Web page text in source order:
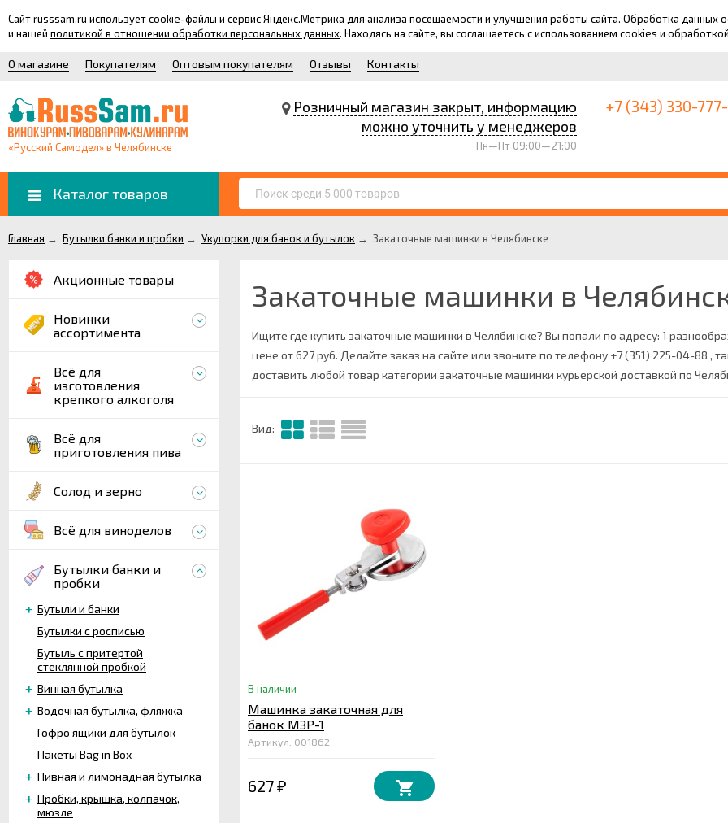
Сайт russsam.ru использует cookie-файлы и сервис Яндекс.Метрика для анализа посещаемости и улучшения работы сайта. Обработка
и нашей политикой в отношении обработки персональных данных. Находясь на сайте, вы соглашаетесь с использованием cookies и
О магазине Покупателям Оптовым покупателям Отзывы Контакты
«Русский Самодел» в Челябинске
Розничный магазин закрыт, информацию
можно уточнить у менеджеров
Пн—Пт 09:00—21:00
+7 (343) 330-
Каталог товаров
Главная → Бутылки банки и пробки → Укупорки для банок и бутылок → Закаточные машинки в Челябинске
Акционные товары
Новинки
ассортимента
Всё для
изготовления
крепкого алкоголя
Всё для
приготовления пива
Солод и зерно
Всё для виноделов
Бутылки банки и
пробки
Бутыли и банки
Бутылки с росписью
Бутыль с притертой
стеклянной пробкой
Винная бутылка
Водочная бутылка, фляжка
Гофро ящики для бутылок
Пакеты Bag in Box
Пивная и лимонадная бутылка
Пробки, крышка, колпачок,
мюзле
Закаточные машинки в
Ищите где купить закаточные машинки в Челябинске? Вы попали по адресу: 1
цене от 627 руб. Делайте заказ на сайте или звоните по телефону +7 (351) 225-04-88 ,
доставить любой товар категории закаточные машинки курьерской доставкой по
Вид:
В наличии
Машинка закаточная для
банок МЗР-1
Артикул: 001862
627 ₽